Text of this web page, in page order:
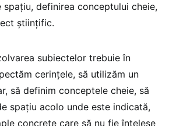
definirea conceptului cheie,
științific.
subiectelor trebuie în
cerințele, să utilizăm un
să definim conceptele cheie, să
spațiu acolo unde este indicată,
concrete care să nu fie înțelese